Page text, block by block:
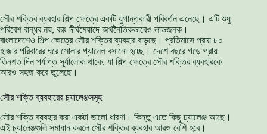
সৌর শক্তির ব্যবহার শিল্প ক্ষেত্রে একটি যুগান্তকারী পরিবর্তন এনেছে। এটি শুধু
পরিবেশ বান্ধব নয়, বরং দীর্ঘমেয়াদে অর্থনৈতিকভাবেও লাভজনক।
বাংলাদেশেও শিল্প ক্ষেত্রে সৌর শক্তির ব্যবহার বাড়ছে। প্রতিমাসে প্রায় ৮০
হাজার পরিবারের ঘরে সোলার প্যানেল বসানো হচ্ছে। দেশে বছরে গড়ে প্রায়
তিনশত দিন পর্যাপ্ত সূর্যালোক থাকে, যা শিল্প ক্ষেত্রে সৌর শক্তির ব্যবহারকে
আরও সহজ করে তুলেছে।
সৌর শক্তি ব্যবহারের চ্যালেঞ্জসমূহ
সৌর শক্তি ব্যবহার করা একটা ভালো ধারণা। কিন্তু এতে কিছু চ্যালেঞ্জ আছে।
এই চ্যালেঞ্জগুলি সমাধান করলে সৌর শক্তির ব্যবহার আরও বেশি হবে।